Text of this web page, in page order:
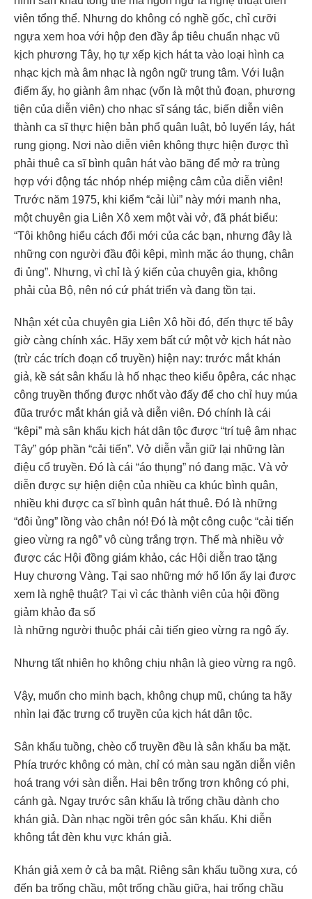
viên tổng thể. Nhưng do không có nghề gốc, chỉ cưỡi
ngựa xem hoa với hộp đen đầy ắp tiêu chuẩn nhạc vũ
kịch phương Tây, họ tự xếp kịch hát ta vào loại hình ca
nhạc kịch mà âm nhạc là ngôn ngữ trung tâm. Với luận
điểm ấy, họ giành âm nhạc (vốn là một thủ đoạn, phương
tiện của diễn viên) cho nhạc sĩ sáng tác, biến diễn viên
thành ca sĩ thực hiện bản phổ quân luật, bỏ luyến láy, hát
rung giọng. Nơi nào diễn viên không thực hiện được thì
phải thuê ca sĩ bình quân hát vào băng để mở ra trùng
hợp với động tác nhóp nhép miệng câm của diễn viên!
Trước năm 1975, khi kiểm “cải lùi” này mới manh nha,
một chuyên gia Liên Xô xem một vài vở, đã phát biểu:
“Tôi không hiểu cách đổi mới của các bạn, nhưng đây là
những con người đầu đội kêpi, mình mặc áo thụng, chân
đi ủng”. Nhưng, vì chỉ là ý kiến của chuyên gia, không
phải của Bộ, nên nó cứ phát triển và đang tồn tại.
Nhận xét của chuyên gia Liên Xô hồi đó, đến thực tế bây
giờ càng chính xác. Hãy xem bất cứ một vở kịch hát nào
(trừ các trích đoạn cổ truyền) hiện nay: trước mắt khán
giả, kề sát sân khấu là hố nhạc theo kiểu ôpêra, các nhạc
công truyền thống được nhốt vào đấy để cho chỉ huy múa
đũa trước mắt khán giả và diễn viên. Đó chính là cái
“kêpi” mà sân khấu kịch hát dân tộc được “trí tuệ âm nhạc
Tây” góp phần “cải tiến”. Vở diễn vẫn giữ lại những làn
điệu cổ truyền. Đó là cái “áo thụng” nó đang mặc. Và vở
diễn được sự hiện diện của nhiều ca khúc bình quân,
nhiều khi được ca sĩ bình quân hát thuê. Đó là những
“đôi ủng” lồng vào chân nó! Đó là một công cuộc “cải tiến
gieo vừng ra ngô” vô cùng trắng trợn. Thế mà nhiều vở
được các Hội đồng giám khảo, các Hội diễn trao tặng
Huy chương Vàng. Tại sao những mớ hổ lốn ấy lại được
xem là nghệ thuật? Tại vì các thành viên của hội đồng
giảm khảo đa số
là những người thuộc phái cải tiến gieo vừng ra ngô ấy.
Nhưng tất nhiên họ không chịu nhận là gieo vừng ra ngô.
Vậy, muốn cho minh bạch, không chụp mũ, chúng ta hãy
nhìn lại đặc trưng cổ truyền của kịch hát dân tộc.
Sân khấu tuồng, chèo cổ truyền đều là sân khấu ba mặt.
Phía trước không có màn, chỉ có màn sau ngăn diễn viên
hoá trang với sàn diễn. Hai bên trống trơn không có phi,
cánh gà. Ngay trước sân khấu là trống chầu dành cho
khán giả. Dàn nhạc ngồi trên góc sân khấu. Khi diễn
không tắt đèn khu vực khán giả.
Khán giả xem ở cả ba mật. Riêng sân khấu tuồng xưa, có
đến ba trống chầu, một trống chầu giữa, hai trống chầu